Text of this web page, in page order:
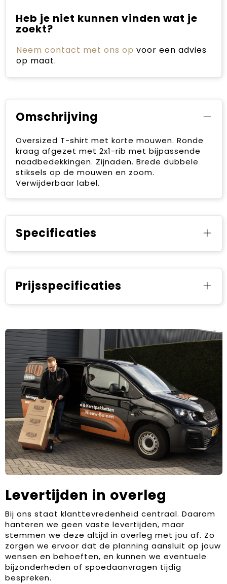
Heb je niet kunnen vinden wat je
zoekt?
Neem contact met ons op voor een advies
op maat.
Omschrijving
Oversized T-shirt met korte mouwen. Ronde
kraag afgezet met 2x1-rib met bijpassende
naadbedekkingen. Zijnaden. Brede dubbele
stiksels op de mouwen en zoom.
Verwijderbaar label.
Specificaties
Prijsspecificaties
Levertijden in overleg
Bij ons staat klanttevredenheid centraal. Daarom
hanteren we geen vaste levertijden, maar
stemmen we deze altijd in overleg met jou af. Zo
zorgen we ervoor dat de planning aansluit op jouw
wensen en behoeften, en kunnen we eventuele
bijzonderheden of spoedaanvragen tijdig
bespreken.